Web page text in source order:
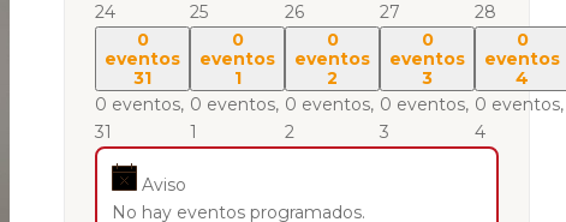
24
25
26
27
28
0
eventos
31
0 eventos,
31
0
eventos
1
0 eventos,
1
0
eventos
2
0 eventos,
2
0
eventos
3
0 eventos,
3
0
eventos
4
0 eventos,
4
Aviso
No hay eventos programados.